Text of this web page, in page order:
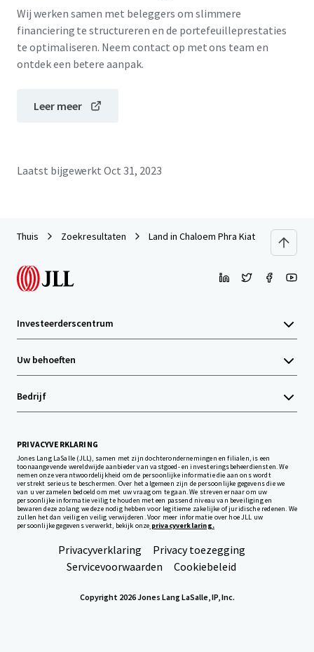
Wij werken samen met beleggers om slimmere
financiering te structureren en de portefeuilleprestaties
te optimaliseren. Neem contact op met ons team en
ontdek een betere aanpak.
Leer meer
Laatst bijgewerkt Oct 31, 2023
Thuis Zoekresultaten Land in Chaloem Phra Kiat Rama 9
Investeerderscentrum
Uw behoeften
Bedrijf
PRIVACYVERKLARING
Jones Lang LaSalle (JLL), samen met zijn dochterondernemingen en filialen, is een
toonaangevende wereldwijde aanbieder van vastgoed- en investeringsbeheerdiensten. We
nemen onze verantwoordelijkheid om de persoonlijke informatie die aan ons wordt
verstrekt serieus te beschermen. Over het algemeen zijn de persoonlijke gegevens die we
van u verzamelen bedoeld om met uw vraag om te gaan. We streven ernaar om uw
persoonlijke informatie veilig te houden met een passend niveau van beveiliging en
bewaren deze zolang we deze nodig hebben voor legitieme zakelijke of juridische redenen. We
zullen het dan veilig en veilig verwijderen. Voor meer informatie over hoe JLL uw
persoonlijke gegevens verwerkt, bekijk onze privacyverklaring.
Privacyverklaring
Privacy toezegging
Servicevoorwaarden
Cookiebeleid
Copyright 2026 Jones Lang LaSalle, IP, Inc.